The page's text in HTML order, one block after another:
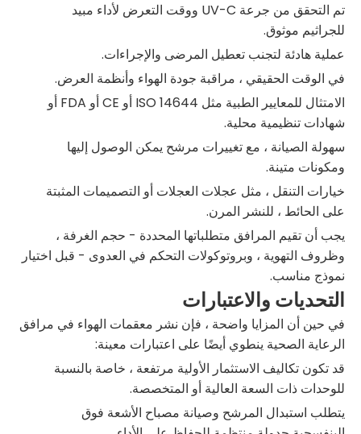
تم التحقق من جرعة UV-C ووقت التعرض لأداء مبيد
للجراثيم موثوق.
عملية هادئة لتجنب تعطيل المرضى والإجراءات.
في الوقت الحقيقي ، مراقبة جودة الهواء وأنظمة العرض.
الامتثال للمعايير الطبية مثل ISO 14644 أو CE أو FDA أو
شهادات تنظيمية محلية.
سهولة الصيانة ، مع تغييرات مرشح يمكن الوصول إليها
ومكونات متينة.
خيارات التنقل ، مثل عجلات العجلات أو التصميمات المثبتة
على الحائط ، للنشر المرن.
يجب أن تقيم المرافق متطلباتها المحددة - حجم الغرفة ،
وظروف التهوية ، وبروتوكولات التحكم في العدوى - قبل اختيار
نموذج مناسب.
التحديات والاعتبارات
في حين أن المزايا واضحة ، فإن نشر معقمات الهواء في مرافق
الرعاية الصحية ينطوي أيضًا على اعتبارات معينة:
قد تكون تكاليف الاستثمار الأولية مرتفعة ، خاصة بالنسبة
للوحدات ذات السعة العالية أو المتخصصة.
يتطلب استبدال المرشح وصيانة مصباح الأشعة فوق